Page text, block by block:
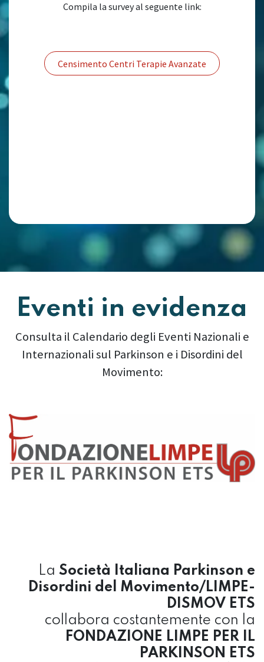
Compila la survey al seguente link:
Censimento Centri Terapie Avanzate
Eventi in evidenza
Consulta il Calendario degli Eventi Nazionali e
Internazionali sul Parkinson e i Disordini del
Movimento:
La Società Italiana Parkinson e
Disordini del Movimento/LIMPE-
DISMOV ETS
collabora costantemente con la
FONDAZIONE LIMPE PER IL
PARKINSON ETS